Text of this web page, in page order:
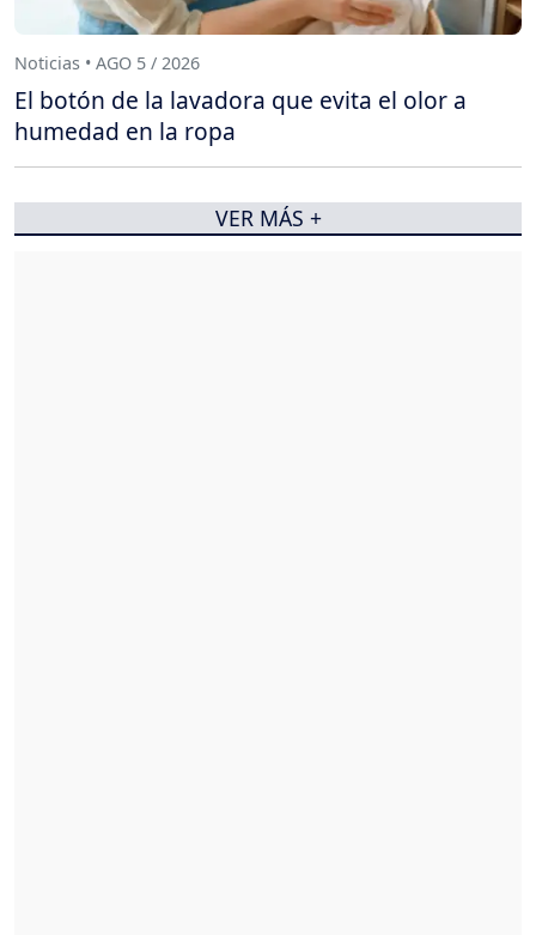
Noticias • AGO 5 / 2026
El botón de la lavadora que evita el olor a
humedad en la ropa
VER MÁS +